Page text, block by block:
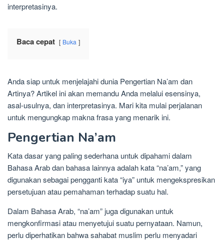
interpretasinya.
Baca cepat Buka
Anda siap untuk menjelajahi dunia Pengertian Na’am dan
Artinya? Artikel ini akan memandu Anda melalui esensinya,
asal-usulnya, dan interpretasinya. Mari kita mulai perjalanan
untuk mengungkap makna frasa yang menarik ini.
Pengertian Na’am
Kata dasar yang paling sederhana untuk dipahami dalam
Bahasa Arab dan bahasa lainnya adalah kata “na’am,” yang
digunakan sebagai pengganti kata “iya” untuk mengekspresikan
persetujuan atau pemahaman terhadap suatu hal.
Dalam Bahasa Arab, “na’am” juga digunakan untuk
mengkonfirmasi atau menyetujui suatu pernyataan. Namun,
perlu diperhatikan bahwa sahabat muslim perlu menyadari